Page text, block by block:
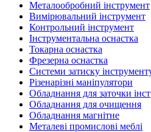
Металообробний інструмент
Вимірювальний інструмент
Контрольний інструмент
Інструментальна оснастка
Токарна оснастка
Фрезерна оснастка
Системи затиску
Різенарізні маніпулятори
Обладнання для заточки
Обладнання для очищення
Обладнання магнітне
Металеві промислові меблі